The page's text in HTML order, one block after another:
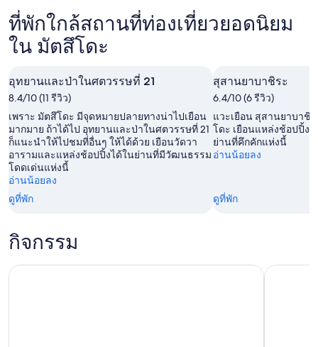
โดะ
สำหรับ
คืน
8
ส.ค.
-
9
ส.ค.
มัตสึ
โดะ
สำหรับ
คืน
พรุ่ง
นี้,
9
ส.ค.
-
10
ส.ค.
ที่พัก
ใน
มัตสึ
สำหรับ
สุด
สัปดาห์
หน้า,
14
ส.ค.
-
16
ที่พักใกล้สถานที่ท่องเที่ยวยอดนิยม
ใน มัตสึโดะ
อุทยานและป่าในศตวรรษที่ 21
8.4/10 (11 รีวิว)
เพราะ มัตสึโดะ มีจุดหมายปลายทางน่าไปเยือน
มากมาย ถ้าได้ไป อุทยานและป่าในศตวรรษที่ 21
ก็แนะนำให้ไปชมที่อื่นๆ ให้ได้ด้วย เยือนวัดวา
อารามและแหล่งช้อปปิ้งได้ในย่านที่มีวัฒนธรรม
โดดเด่นแห่งนี้
อ่านน้อยลง
ดูที่พัก
สุสานยาบาชิระ
6.4/10 (6 รีวิว)
แวะเยือน สุสานยาบาชิ
โดะ เยือนแหล่งช้อปปิ้ง
ย่านที่คึกคักแห่งนี้
อ่านน้อยลง
ดูที่พัก
กิจกรรม
อาซากุสะ: ประสบการณ์การสวมใส่กิโมโนและยูกาตะที่เหมาะ
พื้นที่มรดก